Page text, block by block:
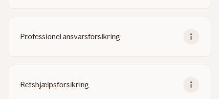
Professionel ansvarsforsikring
Retshjælpsforsikring